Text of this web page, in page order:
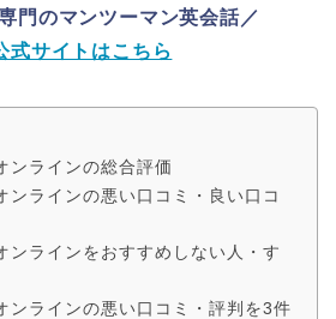
門のマンツーマン英会話／
式サイトはこちら
ンラインの総合評価
ンラインの悪い口コミ・良い口コ
ンラインをおすすめしない人・す
ンラインの悪い口コミ・評判を3件